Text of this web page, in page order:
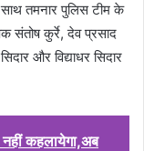
तमनार पुलिस टीम के
संतोष कुर्रे, देव प्रसाद
और विद्याधर सिदार
कहलायेगा,अब